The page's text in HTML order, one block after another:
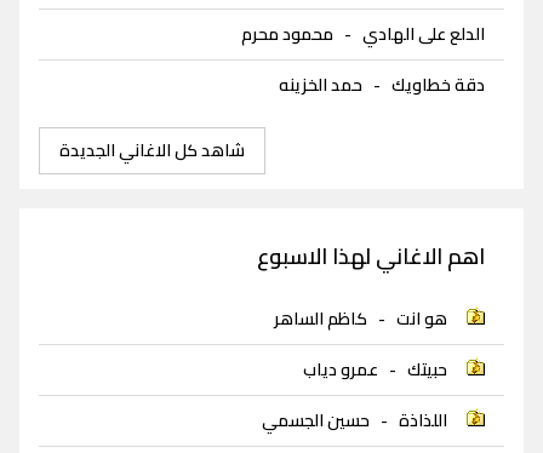
الدلع على الهادي - محمود محرم
دقة خطاويك - حمد الخزينه
شاهد كل الاغاني الجديدة
اهم الاغاني لهذا الاسبوع
هو انت - كاظم الساهر
حبيتك - عمرو دياب
اللذاذة - حسين الجسمي